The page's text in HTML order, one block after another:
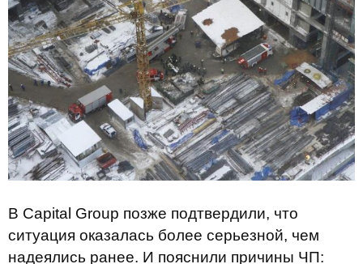
В Capital Group позже подтвердили, что
ситуация оказалась более серьезной, чем
надеялись ранее. И пояснили причины ЧП: